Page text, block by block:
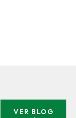
VER BLOG